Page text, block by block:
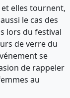
elles tournent,
le cas des
lors du festival
de verre du
se
de rappeler
au